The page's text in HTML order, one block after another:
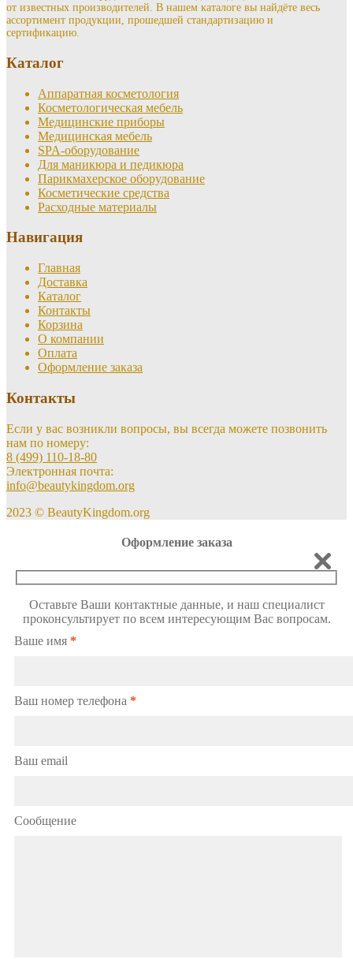
от известных производителей. В нашем каталоге вы найдёте весь
ассортимент продукции, прошедшей стандартизацию и
сертификацию.
Каталог
Аппаратная косметология
Косметологическая мебель
Медицинские приборы
Медицинская мебель
SPA-оборудование
Для маникюра и педикюра
Парикмахерское оборудование
Косметические средства
Расходные материалы
Навигация
Главная
Доставка
Каталог
Контакты
Корзина
О компании
Оплата
Оформление заказа
Контакты
Если у вас возникли вопросы, вы всегда можете позвонить
нам по номеру:
8 (499) 110-18-80
Электронная почта:
info@beautykingdom.org
2023 © BeautyKingdom.org
Оформление заказа
Оставьте Ваши контактные данные, и наш специалист
проконсультирует по всем интересующим Вас вопросам.
Ваше имя *
Ваш номер телефона *
Ваш email
Сообщение